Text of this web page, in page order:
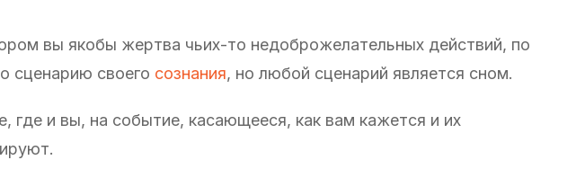
вы якобы жертва чьих-то недоброжелательных действий, по
сценарию своего сознания, но любой сценарий является сном.
и вы, на событие, касающееся, как вам кажется и их